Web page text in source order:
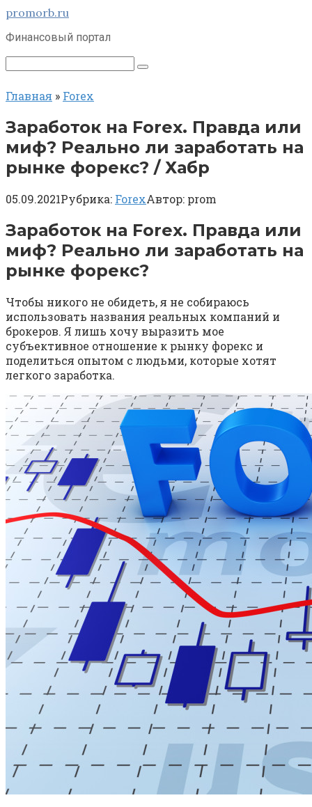
Перейти
контенту
promorb.ru
Финансовый портал
Поиск:
Главная » Forex
Заработок на Forex. Правда или
миф? Реально ли заработать на
рынке форекс? / Хабр
05.09.2021Рубрика: ForexАвтор: prom
Заработок на Forex. Правда или
миф? Реально ли заработать на
рынке форекс?
Чтобы никого не обидеть, я не собираюсь
использовать названия реальных компаний и
брокеров. Я лишь хочу выразить мое
субъективное отношение к рынку форекс и
поделиться опытом с людьми, которые хотят
легкого заработка.